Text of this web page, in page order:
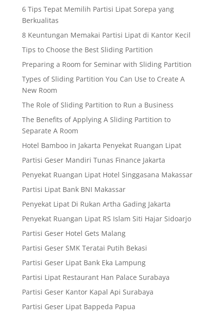
6 Tips Tepat Memilih Partisi Lipat Sorepa yang
Berkualitas
8 Keuntungan Memakai Partisi Lipat di Kantor Kecil
Tips to Choose the Best Sliding Partition
Preparing a Room for Seminar with Sliding Partition
Types of Sliding Partition You Can Use to Create A
New Room
The Role of Sliding Partition to Run a Business
The Benefits of Applying A Sliding Partition to
Separate A Room
Hotel Bamboo in Jakarta Penyekat Ruangan Lipat
Partisi Geser Mandiri Tunas Finance Jakarta
Penyekat Ruangan Lipat Hotel Singgasana Makassar
Partisi Lipat Bank BNI Makassar
Penyekat Lipat Di Rukan Artha Gading Jakarta
Penyekat Ruangan Lipat RS Islam Siti Hajar Sidoarjo
Partisi Geser Hotel Gets Malang
Partisi Geser SMK Teratai Putih Bekasi
Partisi Geser Lipat Bank Eka Lampung
Partisi Lipat Restaurant Han Palace Surabaya
Partisi Geser Kantor Kapal Api Surabaya
Partisi Geser Lipat Bappeda Papua